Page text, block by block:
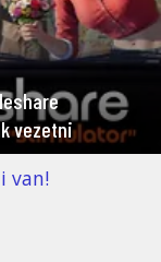
vezetni